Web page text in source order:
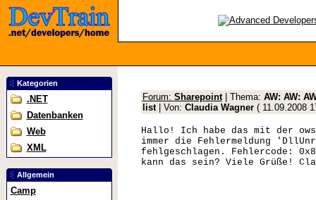
Kategorien
.NET
Datenbanken
Web
XML
Allgemein
Camp
Forum: Sharepoint| Thema: AW: AW:
list
| Von: Claudia Wagner( 11.09.2008
Hallo! Ich habe das mit der
immer die Fehlermeldung
fehlgeschlagen. Fehlercode:
kann das sein? Viele Grüße!